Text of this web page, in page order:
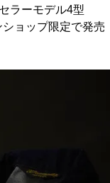
ラーモデル4型
ョップ限定で発売